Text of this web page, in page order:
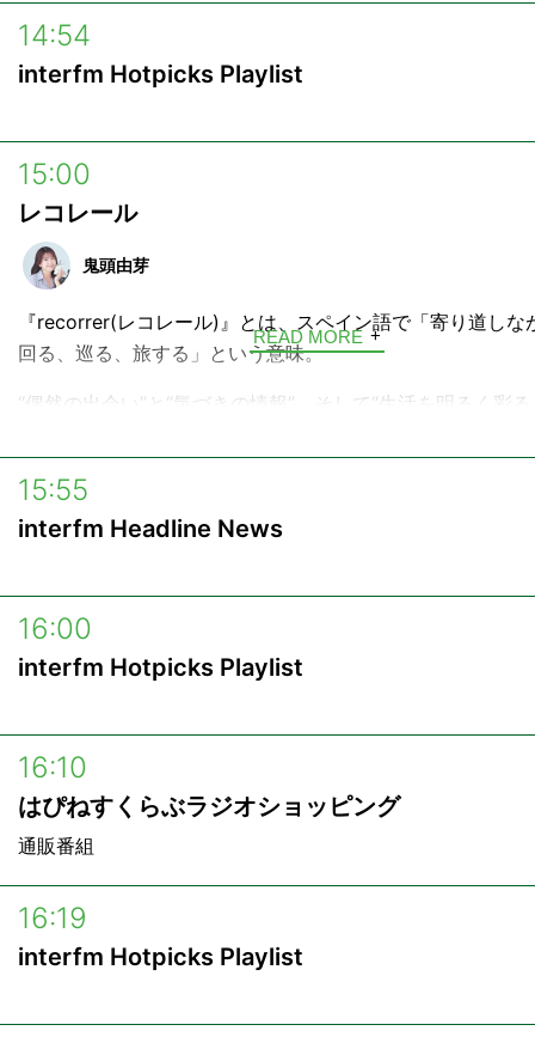
14:54
interfm Hotpicks Playlist
15:00
レコレール
鬼頭由芽
『recorrer(レコレール)』とは、スペイン語で「寄り道しな
回る、巡る、旅する」という意味。
“偶然の出会い”と“気づきの情報”、そして“生活を明るく彩
READ MORE
15:55
interfm Headline News
16:00
interfm Hotpicks Playlist
16:10
はぴねすくらぶラジオショッピング
通販番組
16:19
interfm Hotpicks Playlist